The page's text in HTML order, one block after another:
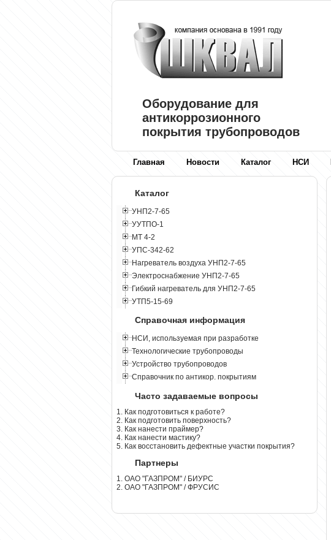
Оборудование для
антикоррозионного
покрытия трубопроводов
Главная Новости Каталог НСИ
Каталог
УНП2-7-65
УУТПО-1
МТ 4-2
УПС-342-62
Нагреватель воздуха УНП2-7-65
Электроснабжение УНП2-7-65
Гибкий нагреватель для УНП2-7-65
УТП5-15-69
Справочная информация
НСИ, используемая при разработке
Технологические трубопроводы
Устройство трубопроводов
Справочник по антикор. покрытиям
Часто задаваемые вопросы
1. Как подготовиться к работе?
2. Как подготовить поверхность?
3. Как нанести праймер?
4. Как нанести мастику?
5. Как восстановить дефектные участки покрытия?
Партнеры
1. ОАО "ГАЗПРОМ" / БИУРС
2. ОАО "ГАЗПРОМ" / ФРУСИС